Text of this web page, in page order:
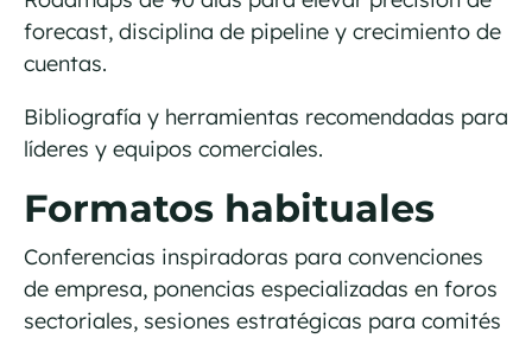
forecast, disciplina de pipeline y crecimiento de
cuentas.
Bibliografía y herramientas recomendadas para
líderes y equipos comerciales.
Formatos habituales
Conferencias inspiradoras para convenciones
de empresa, ponencias especializadas en foros
sectoriales, sesiones estratégicas para comités